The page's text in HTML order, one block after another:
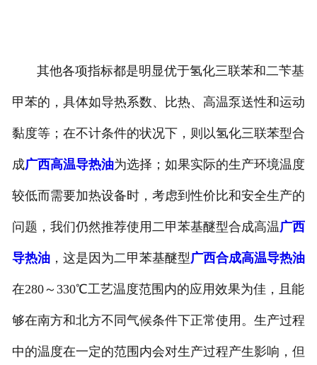
其他各项指标都是明显优于氢化三联苯和二苄基
甲苯的，具体如导热系数、比热、高温泵送性和运动
黏度等；在不计条件的状况下，则以氢化三联苯型合
成广西高温导热油为选择；如果实际的生产环境温度
较低而需要加热设备时，考虑到性价比和安全生产的
问题，我们仍然推荐使用二甲苯基醚型合成高温广西
导热油，这是因为二甲苯基醚型广西合成高温导热油
在280～330℃工艺温度范围内的应用效果为佳，且能
够在南方和北方不同气候条件下正常使用。生产过程
中的温度在一定的范围内会对生产过程产生影响，但